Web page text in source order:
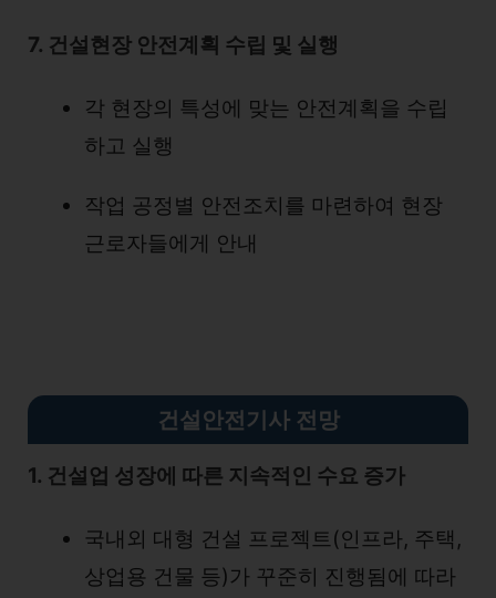
7. 건설현장 안전계획 수립 및 실행
각 현장의 특성에 맞는 안전계획을 수립
하고 실행
작업 공정별 안전조치를 마련하여 현장
근로자들에게 안내
건설안전기사 전망
1. 건설업 성장에 따른 지속적인 수요 증가
국내외 대형 건설 프로젝트(인프라, 주택,
상업용 건물 등)가 꾸준히 진행됨에 따라